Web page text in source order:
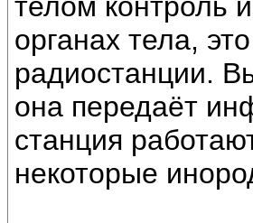
телом контроль
органах тела,
радиостанции.
она передаёт
станция
некоторые